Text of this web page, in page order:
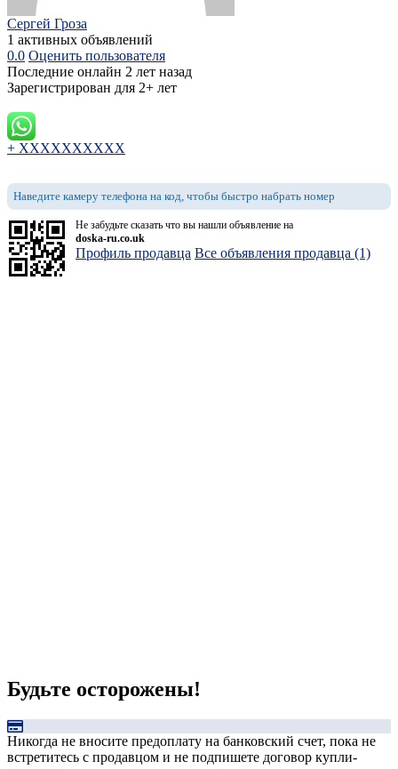
Сергей Гроза
1 активных объявлений
0.0 Оценить пользователя
Последние онлайн 2 лет назад
Зарегистрирован для 2+ лет
+ XXXXXXXXXX
Наведите камеру телефона на код, чтобы быстро набрать номер
Не забудьте сказать что вы нашли объявление на
doska-ru.co.uk
Профиль продавца Все объявления продавца (1)
Будьте осторожены!
Никогда не вносите предоплату на банковский счет, пока не
встретитесь с продавцом и не подпишете договор купли-